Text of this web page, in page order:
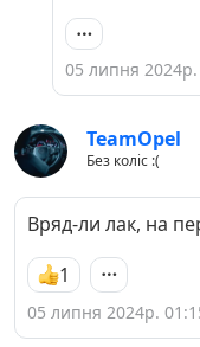
05 липня
TeamOpel
Без коліс :(
Вряд-ли лак, на
1
05 липня 2024р.